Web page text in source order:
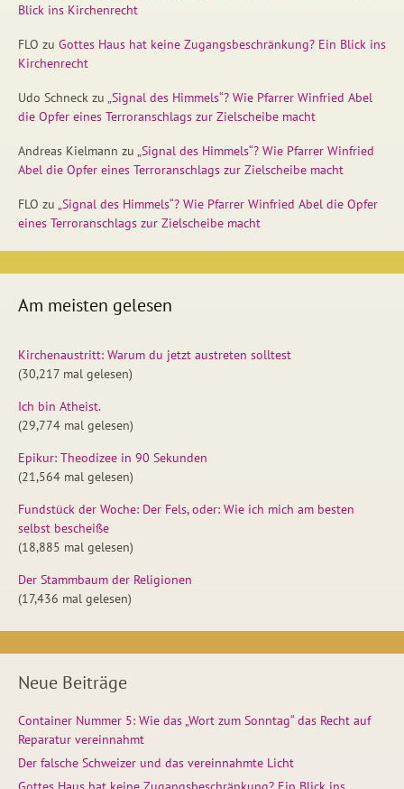
Blick ins Kirchenrecht
FLO zu Gottes Haus hat keine Zugangsbeschränkung? Ein Blick ins
Kirchenrecht
Udo Schneck zu „Signal des Himmels“? Wie Pfarrer Winfried Abel
die Opfer eines Terroranschlags zur Zielscheibe macht
Andreas Kielmann zu „Signal des Himmels“? Wie Pfarrer Winfried
Abel die Opfer eines Terroranschlags zur Zielscheibe macht
FLO zu „Signal des Himmels“? Wie Pfarrer Winfried Abel die Opfer
eines Terroranschlags zur Zielscheibe macht
Am meisten gelesen
Kirchenaustritt: Warum du jetzt austreten solltest
(30,217 mal gelesen)
Ich bin Atheist.
(29,774 mal gelesen)
Epikur: Theodizee in 90 Sekunden
(21,564 mal gelesen)
Fundstück der Woche: Der Fels, oder: Wie ich mich am besten
selbst bescheiße
(18,885 mal gelesen)
Der Stammbaum der Religionen
(17,436 mal gelesen)
Neue Beiträge
Container Nummer 5: Wie das „Wort zum Sonntag“ das Recht auf
Reparatur vereinnahmt
Der falsche Schweizer und das vereinnahmte Licht